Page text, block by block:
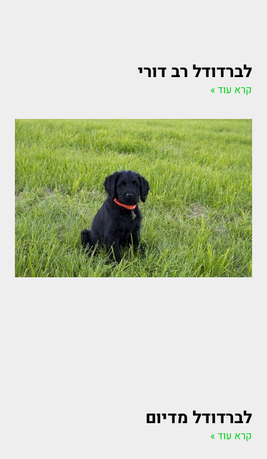
לברדודל רב דורי
קרא עוד »
לברדודל מדיום
קרא עוד »